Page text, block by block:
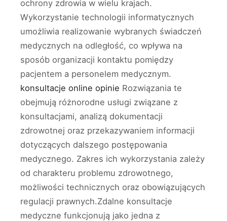
ochrony zdrowia w wielu krajach.
Wykorzystanie technologii informatycznych
umożliwia realizowanie wybranych świadczeń
medycznych na odległość, co wpływa na
sposób organizacji kontaktu pomiędzy
pacjentem a personelem medycznym.
konsultacje online opinie Rozwiązania te
obejmują różnorodne usługi związane z
konsultacjami, analizą dokumentacji
zdrowotnej oraz przekazywaniem informacji
dotyczących dalszego postępowania
medycznego. Zakres ich wykorzystania zależy
od charakteru problemu zdrowotnego,
możliwości technicznych oraz obowiązujących
regulacji prawnych.Zdalne konsultacje
medyczne funkcjonują jako jedna z